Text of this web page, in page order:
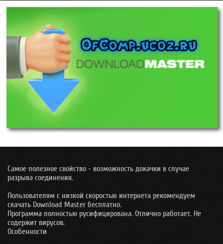
[2]
Не попавшие ни в одну из под-категорий
Самое полезное свойство - возможность докачки в случае
разрыва соединения.
Пользователям с низкой скоростью интернета рекомендуем
скачать Download Master бесплатно.
Программа полностью русифицирована. Отлично работает. Не
содержит вирусов.
Особенности